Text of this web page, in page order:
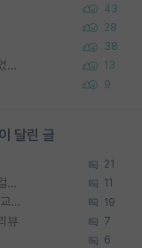
43
28
38
진짜 제발 적당히 똑똑한 박사과정이라도 위에 있었으면.. 13
9
달린 글
21
왜 후배가 못하는걸 교수님은 내 책임으로 돌리는걸까요? 11
SSH 박사과정을 그만두고 지방대 박사로 옮기면 교수의 꿈은 끝일까요? 19
뷰 7
6